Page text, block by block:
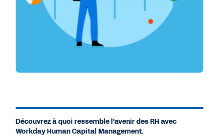
Découvrez à quoi ressemble l'avenir des RH avec
Workday Human Capital Management.